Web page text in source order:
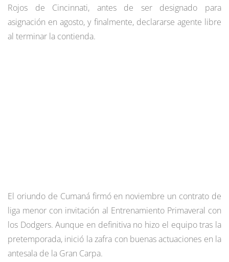
Rojos de Cincinnati, antes de ser designado para
asignación en agosto, y finalmente, declararse agente libre
al terminar la contienda.
El oriundo de Cumaná firmó en noviembre un contrato de
liga menor con invitación al Entrenamiento Primaveral con
los Dodgers. Aunque en definitiva no hizo el equipo tras la
pretemporada, inició la zafra con buenas actuaciones en la
antesala de la Gran Carpa.